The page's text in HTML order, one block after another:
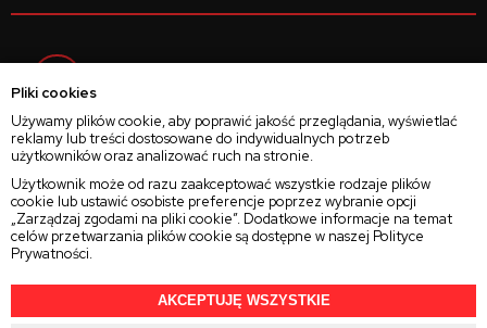
Pliki cookies
Używamy plików cookie, aby poprawić jakość przeglądania, wyświetlać
reklamy lub treści dostosowane do indywidualnych potrzeb
użytkowników oraz analizować ruch na stronie.
Użytkownik może od razu zaakceptować wszystkie rodzaje plików
cookie lub ustawić osobiste preferencje poprzez wybranie opcji
„Zarządzaj zgodami na pliki cookie”. Dodatkowe informacje na temat
celów przetwarzania plików cookie są dostępne w naszej Polityce
Prywatności.
AKCEPTUJĘ WSZYSTKIE
Instagram
Twitter
2025 © Wszelkie Prawa ZastrzeżoneRajsoczewek.pl